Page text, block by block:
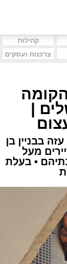
קהילות
צרכנות ועסקים
|
בבניין בן
מעל
• בעלת